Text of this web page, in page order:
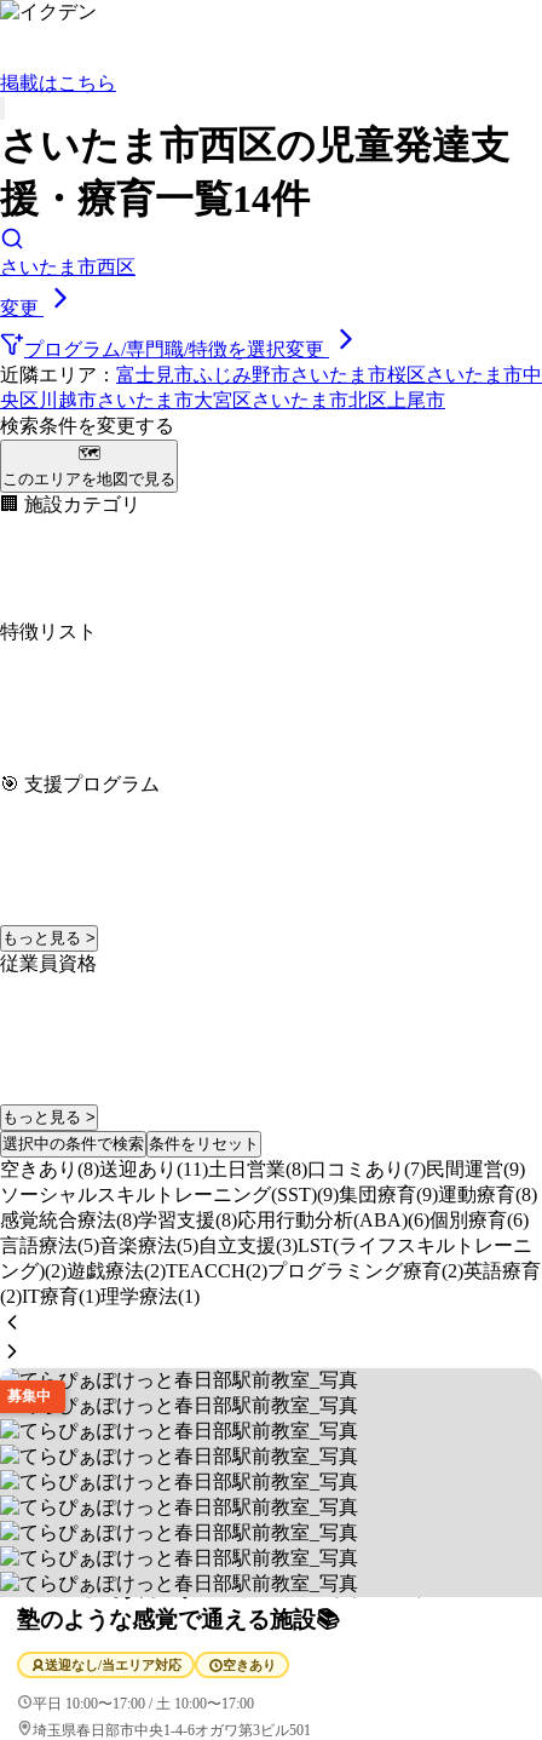
掲載はこちら
さいたま市西区の児童発達支
援・療育一覧14件
さいたま市西区
変更
プログラム/専門職/特徴を選択変更
近隣エリア： 富士見市ふじみ野市さいたま市桜区さいたま市中
央区 川越市さいたま市大宮区さいたま市北区 上尾市
検索条件を変更する
🗺
このエリアを地図で見る
🏢 施設カテゴリ
特徴リスト
🎯 支援プログラム
もっと見る >
従業員資格
もっと見る >
選択中の条件で検索 条件をリセット
空きあり(8)送迎あり(11)土日営業(8)口コミあり(7)民間運営(9)
ソーシャルスキルトレーニング(SST)(9)集団療育(9)運動療育(8)
感覚統合療法(8)学習支援(8)応用行動分析(ABA)(6)個別療育(6)
言語療法(5)音楽療法(5)自立支援(3)LST(ライフスキルトレーニ
ング)(2)遊戯療法(2)TEACCH(2)プログラミング療育(2)英語療育
(2)IT療育(1)理学療法(1)
募集中
てらぴぁぽけっと春日部駅前教室
塾のような感覚で通える施設📚
送迎なし/当エリア対応 空きあり
平日 10:00〜17:00 / 土 10:00〜17:00
埼玉県春日部市中央1-4-6オガワ第3ビル501